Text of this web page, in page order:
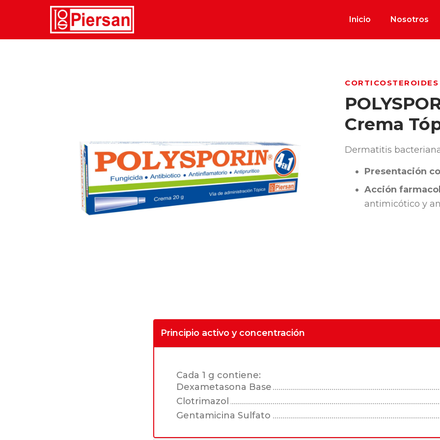
Inicio Nosotros
CORTICOSTEROIDES
Crema
Dermatitis
Presentación
Acción
antimicótico y
Principio activo y concentración
Cada 1 g contiene:
Dexametasona Base
Clotrimazol
Gentamicina Sulfato